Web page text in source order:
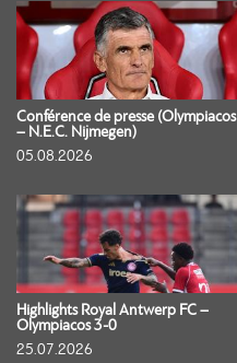
Conférence de presse (Olympiacos
– N.E.C. Nijmegen)
05.08.2026
Highlights Royal Antwerp FC –
Olympiacos 3-0
25.07.2026